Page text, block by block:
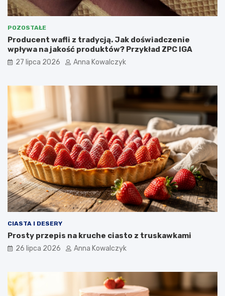
POZOSTAŁE
Producent wafli z tradycją. Jak doświadczenie
wpływa na jakość produktów? Przykład ZPC IGA
27 lipca 2026 Anna Kowalczyk
CIASTA I DESERY
Prosty przepis na kruche ciasto z truskawkami
26 lipca 2026 Anna Kowalczyk